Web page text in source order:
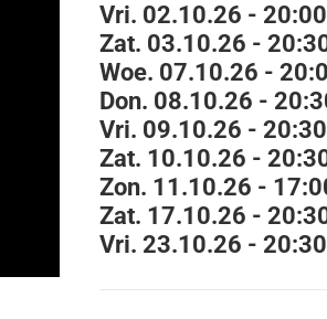
Vri. 02.10.26 -
Zat. 03.10.26 -
Woe. 07.10.26 -
Don. 08.10.26 -
Vri. 09.10.26 -
Zat. 10.10.26 -
Zon. 11.10.26 -
Zat. 17.10.26 -
Vri. 23.10.26 -